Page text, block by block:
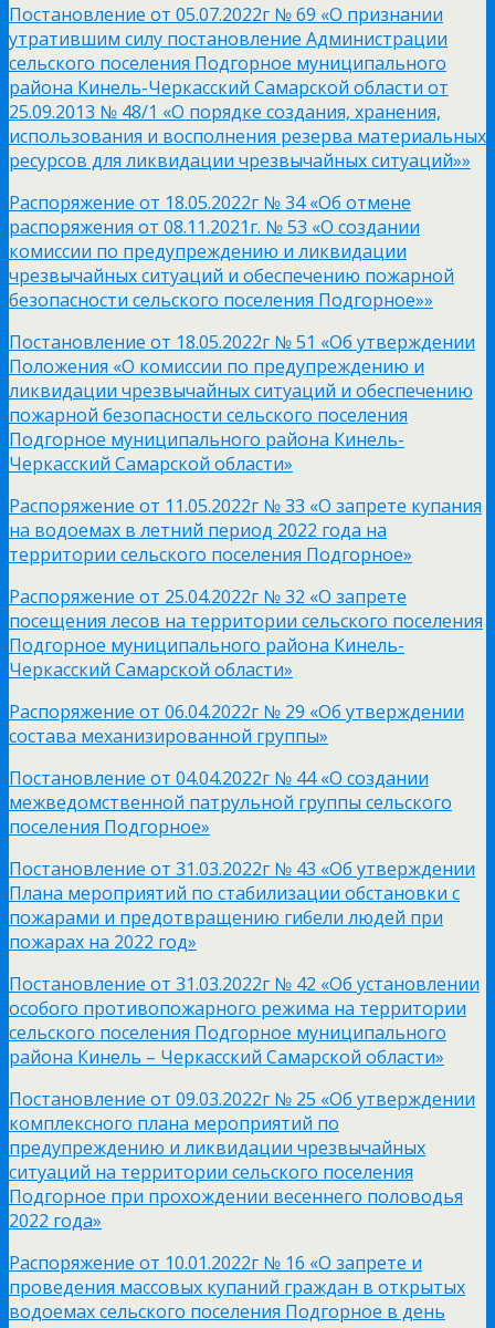
Постановление от 05.07.2022г № 69 «О признании
утратившим силу постановление Администрации
сельского поселения Подгорное муниципального
района Кинель-Черкасский Самарской области от
25.09.2013 № 48/1 «О порядке создания, хранения,
использования и восполнения резерва материальных
ресурсов для ликвидации чрезвычайных ситуаций»»
Распоряжение от 18.05.2022г № 34 «Об отмене
распоряжения от 08.11.2021г. № 53 «О создании
комиссии по предупреждению и ликвидации
чрезвычайных ситуаций и обеспечению пожарной
безопасности сельского поселения Подгорное»»
Постановление от 18.05.2022г № 51 «Об утверждении
Положения «О комиссии по предупреждению и
ликвидации чрезвычайных ситуаций и обеспечению
пожарной безопасности сельского поселения
Подгорное муниципального района Кинель-
Черкасский Самарской области»
Распоряжение от 11.05.2022г № 33 «О запрете купания
на водоемах в летний период 2022 года на
территории сельского поселения Подгорное»
Распоряжение от 25.04.2022г № 32 «О запрете
посещения лесов на территории сельского поселения
Подгорное муниципального района Кинель-
Черкасский Самарской области»
Распоряжение от 06.04.2022г № 29 «Об утверждении
состава механизированной группы»
Постановление от 04.04.2022г № 44 «О создании
межведомственной патрульной группы сельского
поселения Подгорное»
Постановление от 31.03.2022г № 43 «Об утверждении
Плана мероприятий по стабилизации обстановки с
пожарами и предотвращению гибели людей при
пожарах на 2022 год»
Постановление от 31.03.2022г № 42 «Об установлении
особого противопожарного режима на территории
сельского поселения Подгорное муниципального
района Кинель – Черкасский Самарской области»
Постановление от 09.03.2022г № 25 «Об утверждении
комплексного плана мероприятий по
предупреждению и ликвидации чрезвычайных
ситуаций на территории сельского поселения
Подгорное при прохождении весеннего половодья
2022 года»
Распоряжение от 10.01.2022г № 16 «О запрете и
проведения массовых купаний граждан в открытых
водоемах сельского поселения Подгорное в день